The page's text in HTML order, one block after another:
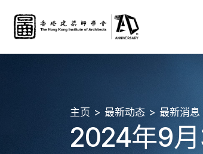
主页 最新动态 最新消息
2024年9